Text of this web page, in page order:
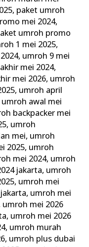
, paket umroh
mei 2024,
umroh promo
1 mei 2025,
, umroh 9 mei
mei 2024,
mei 2026, umroh
, umroh april
umroh awal mei
backpacker mei
, umroh
mei, umroh
2025, umroh
mei 2024, umroh
jakarta, umroh
, umroh mei
, umroh mei
umroh mei 2026
, umroh mei 2026
, umroh murah
, umroh plus dubai